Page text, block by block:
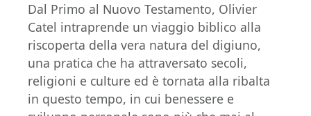
Dal Primo al Nuovo Testamento, Olivier
Catel intraprende un viaggio biblico alla
riscoperta della vera natura del digiuno,
una pratica che ha attraversato secoli,
religioni e culture ed è tornata alla ribalta
in questo tempo, in cui benessere e